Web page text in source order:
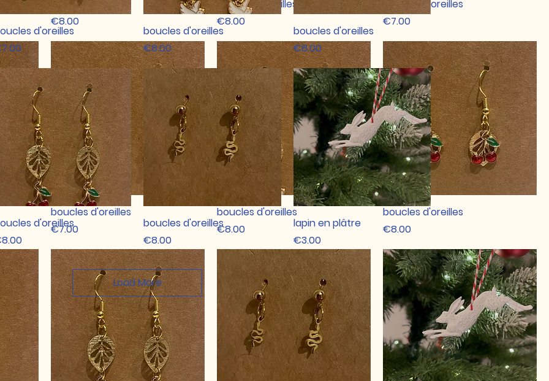
boucles d'oreilles
Price
€8.00
boucles d'oreilles
Price
€8.00
boucles d'oreilles
Price
€7.00
boucles d'oreilles
Price
€7.00
boucles d'oreilles
Price
€8.00
boucles d'oreilles
Price
€8.00
Quick View
d'oreilles
Quick View
boucles d'oreilles
Price
€8.00
Quick View
boucles d'oreilles
Price
€8.00
Quick View
d'oreilles
Quick View
boucles d'oreilles
Price
€8.00
Quick View
lapin en plâtre
Price
€3.00
Load More